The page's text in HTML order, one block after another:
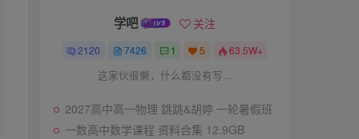
学吧 关注
2120 7426 1 5 63.5W+
这家伙很懒，什么都没有写...
2027高中高一物理 跳跳&胡婷 一轮暑假班
一数高中数学课程 资料合集 12.9GB